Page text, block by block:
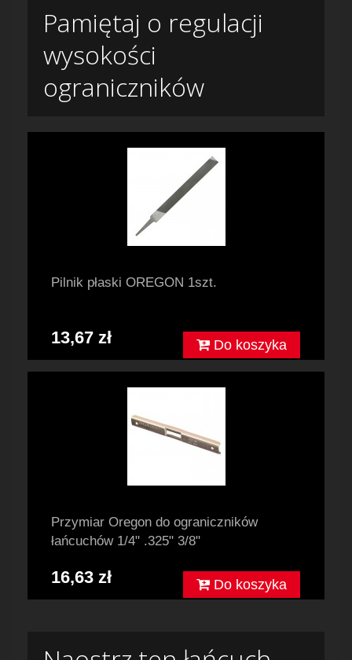
Pamiętaj o regulacji
wysokości
ograniczników
Pilnik płaski OREGON 1szt.
13,67 zł Do koszyka
Przymiar Oregon do ograniczników
łańcuchów 1/4" .325" 3/8"
16,63 zł Do koszyka